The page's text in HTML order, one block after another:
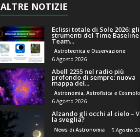
ALTRE NOTIZIE
Eclissi totale di Sole 2026: gli
strumenti del Time Baseline
Team...
Astrotecnica e Osservazione
6 Agosto 2026
Abell 2255 nel radio più
profondo di sempre: nuova
mappa del...
Astronomia, Astrofisica e
6 Agosto 2026
Alzando gli occhi al cielo –
la sveglia?
News di Astronomia 5 Agosto